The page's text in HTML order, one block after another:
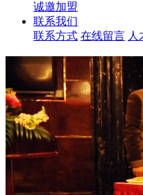
诚邀加盟
联系我们
联系方式 在线留言 人